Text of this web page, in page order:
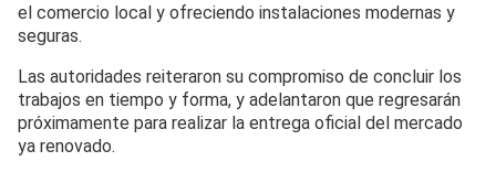
el comercio local y ofreciendo instalaciones modernas y
seguras.
Las autoridades reiteraron su compromiso de concluir los
trabajos en tiempo y forma, y adelantaron que regresarán
próximamente para realizar la entrega oficial del mercado
ya renovado.